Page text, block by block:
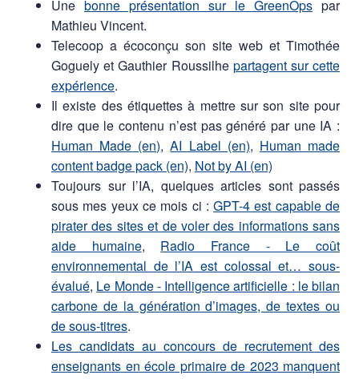
Une bonne présentation sur le GreenOps par
Mathieu Vincent.
Telecoop a écoconçu son site web et Timothée
Goguely et Gauthier Roussilhe partagent sur cette
expérience.
Il existe des étiquettes à mettre sur son site pour
dire que le contenu n’est pas généré par une IA :
Human Made (en),AI Label (en), Human made
content badge pack (en), Not by AI (en)
Toujours sur l’IA, quelques articles sont passés
sous mes yeux ce mois ci :GPT-4 est capable de
pirater des sites et de voler des informations sans
aide humaine, Radio France - Le coût
environnemental de l’IA est colossal et… sous-
évalué, Le Monde - Intelligence artificielle : le bilan
carbone de la génération d’images, de textes ou
de sous-titres.
Les candidats au concours de recrutement des
enseignants en école primaire de 2023 manquent